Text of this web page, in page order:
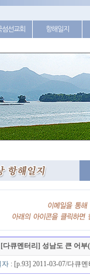
섬선교회 항해일지
다큐멘터리] 성남도 큰 어부
자 : [p.93] 2011-03-07/다